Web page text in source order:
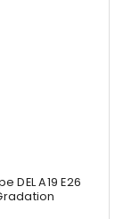
DEL A19 E26